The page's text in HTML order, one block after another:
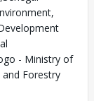
- Ministry of
Forestry